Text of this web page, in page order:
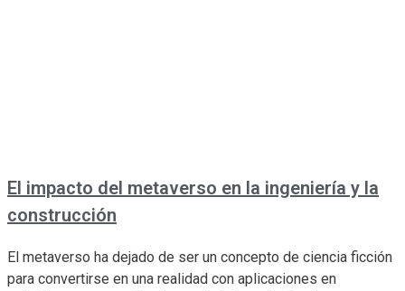
El impacto del metaverso en la ingeniería y la
construcción
El metaverso ha dejado de ser un concepto de ciencia ficción
para convertirse en una realidad con aplicaciones en